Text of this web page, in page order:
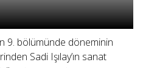
9. bölümünde döneminin
Sadi Işılay’ın sanat